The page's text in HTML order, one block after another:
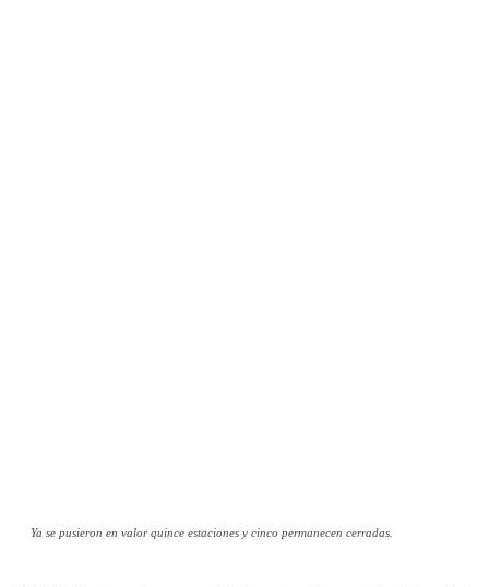
Ya se pusieron en valor quince estaciones y cinco permanecen cerradas.